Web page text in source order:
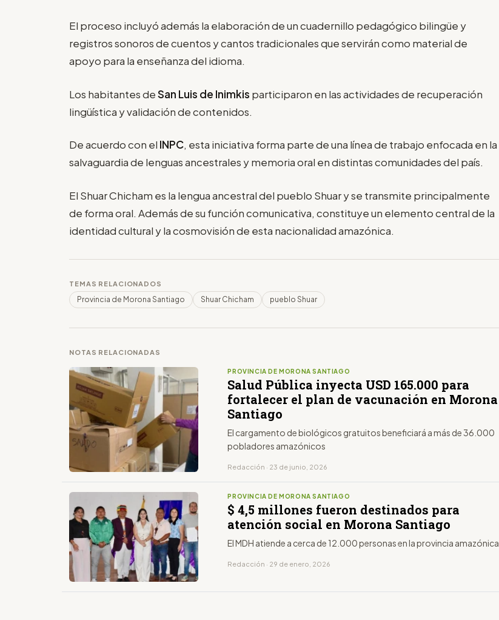
El proceso incluyó además la elaboración de un cuadernillo pedagógico bilingüe y
registros sonoros de cuentos y cantos tradicionales que servirán como material de
apoyo para la enseñanza del idioma.
Los habitantes deSan Luis de Inimkis participaron en las actividades de recuperación
lingüística y validación de contenidos.
De acuerdo con el INPC, esta iniciativa forma parte de una línea de trabajo enfocada en la
salvaguardia de lenguas ancestrales y memoria oral en distintas comunidades del país.
El Shuar Chicham es la lengua ancestral del pueblo Shuar y se transmite principalmente
de forma oral. Además de su función comunicativa, constituye un elemento central de la
identidad cultural y la cosmovisión de esta nacionalidad amazónica.
TEMAS RELACIONADOS
Provincia de Morona Santiago Shuar Chicham pueblo Shuar
NOTAS RELACIONADAS
PROVINCIA DE MORONA SANTIAGO
Salud Pública inyecta USD 165.000 para
fortalecer el plan de vacunación en Morona
Santiago
El cargamento de biológicos gratuitos beneficiará a más de 36.000
pobladores amazónicos
Redacción · 23 de junio, 2026
PROVINCIA DE MORONA SANTIAGO
$ 4,5 millones fueron destinados para
atención social en Morona Santiago
El MDH atiende a cerca de 12.000 personas en la provincia amazónica
Redacción · 29 de enero, 2026